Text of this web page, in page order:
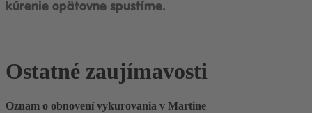
kúrenie opätovne spustíme.
Ostatné zaujímavosti
Oznam o obnovení vykurovania v Martine